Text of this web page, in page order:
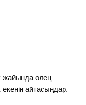
жайында өлең
айтасыңдар.